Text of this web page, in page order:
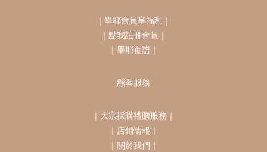
｜ 畢耶會員享福利 ｜
｜ 點我註冊會員 ｜
｜ 畢耶食譜 ｜
顧客服務
｜ 大宗採購禮贈服務 ｜
｜ 店鋪情報 ｜
｜ 關於我們 ｜